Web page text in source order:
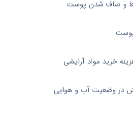
و صاف شدن پوست
خرید مواد آرایشی
در وضعیت آب و هوایی